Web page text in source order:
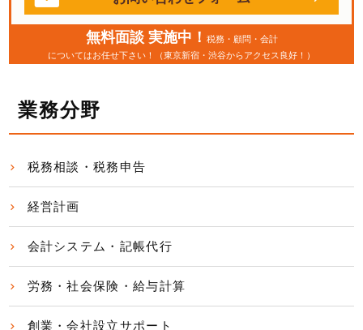
無料面談 実施中！ 税務・顧問・会計
についてはお任せ下さい！（東京新宿・渋谷からアクセス良好！）
業務分野
税務相談・税務申告
経営計画
会計システム・記帳代行
労務・社会保険・給与計算
創業・会社設立サポート